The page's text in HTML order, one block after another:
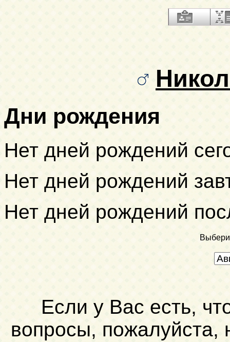
Дни рождения
Нет дней рождений
Нет дней рождений
Нет дней рождений
Если у Вас есть,
вопросы, пожалуйста,